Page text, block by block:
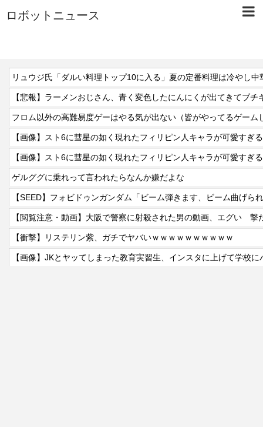
ロボットニュース
【悲報】ラーメンおじさん、青く変色したにんにくが出てきてブチ
【画像】スト6に彗星の如く現れたフィリピン人キャラが可愛すぎ
【画像】スト6に彗星の如く現れたフィリピン人キャラが可愛すぎ
ゲルググに乗れって言われたらなんか嫌だよな
【衝撃】リステリン紫、ガチでヤバいｗｗｗｗｗｗｗｗｗｗ
【画像】JKとヤッてしまった教育実習生、インスタに上げて学校